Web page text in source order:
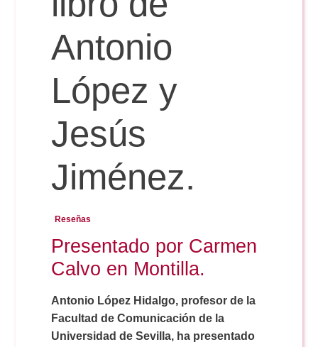
Reservas
Calendario Lectivo
Horarios
Periodismo
Comunicación Audiovisual
Doble Grado PER/CAV
PeriodismoSecretaría Virtual
#YoPractico
Antonio
López y
Jesús
Jiménez.
Reseñas
Presentado por Carmen
Calvo en Montilla.
Antonio López Hidalgo, profesor de la
Facultad de Comunicación de la
Universidad de Sevilla, ha presentado